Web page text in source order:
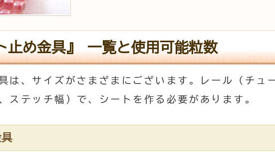
止め金具』 一覧と使用可能粒数
は、サイズがさまざまにございます。レール（チュ
ステッチ幅）で、シートを作る必要があります。